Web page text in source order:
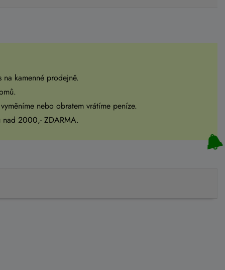
na kamenné prodejně.
nebo obratem vrátíme peníze.
nad 2000,- ZDARMA.